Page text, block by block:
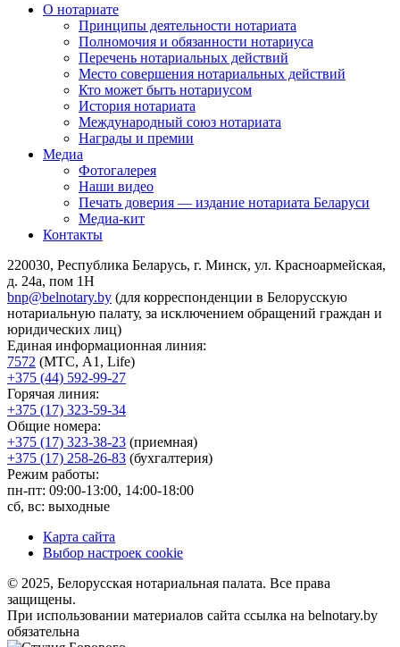
О нотариате
Принципы деятельности нотариата
Полномочия и обязанности нотариуса
Перечень нотариальных действий
Место совершения нотариальных действий
Кто может быть нотариусом
История нотариата
Международный союз нотариата
Награды и премии
Медиа
Фотогалерея
Наши видео
Печать доверия — издание нотариата Беларуси
Медиа-кит
Контакты
220030, Республика Беларусь, г. Минск, ул. Красноармейская,
д. 24а, пом 1Н
bnp@belnotary.by (для корреспонденции в Белорусскую
нотариальную палату, за исключением обращений граждан и
юридических лиц)
Единая информационная линия:
7572 (МТС, A1, Life)
+375 (44) 592-99-27
Горячая линия:
+375 (17) 323-59-34
Общие номера:
+375 (17) 323-38-23 (приемная)
+375 (17) 258-26-83 (бухгалтерия)
Режим работы:
пн-пт: 09:00-13:00, 14:00-18:00
сб, вс: выходные
Карта сайта
Выбор настроек cookie
© 2025, Белорусская нотариальная палата. Все права
защищены.
При использовании материалов сайта ссылка на belnotary.by
обязательна